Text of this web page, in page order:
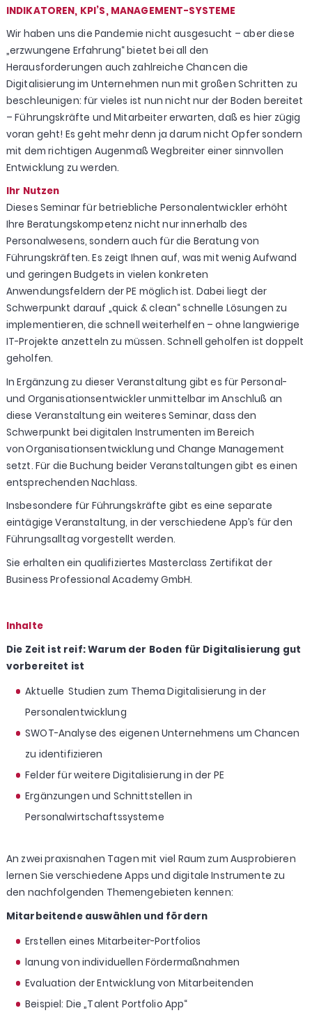
INDIKATOREN, KPI’S, MANAGEMENT-SYSTEME
Wir haben uns die Pandemie nicht ausgesucht – aber diese
„erzwungene Erfahrung“ bietet bei all den
Herausforderungen auch zahlreiche Chancen die
Digitalisierung im Unternehmen nun mit großen Schritten zu
beschleunigen: für vieles ist nun nicht nur der Boden bereitet
– Führungskräfte und Mitarbeiter erwarten, daß es hier zügig
voran geht! Es geht mehr denn ja darum nicht Opfer sondern
mit dem richtigen Augenmaß Wegbreiter einer sinnvollen
Entwicklung zu werden.
Ihr Nutzen
Dieses Seminar für betriebliche Personalentwickler erhöht
Ihre Beratungskompetenz nicht nur innerhalb des
Personalwesens, sondern auch für die Beratung von
Führungskräften. Es zeigt Ihnen auf, was mit wenig Aufwand
und geringen Budgets in vielen konkreten
Anwendungsfeldern der PE möglich ist. Dabei liegt der
Schwerpunkt darauf „quick & clean“ schnelle Lösungen zu
implementieren, die schnell weiterhelfen – ohne langwierige
IT-Projekte anzetteln zu müssen. Schnell geholfen ist doppelt
geholfen.
In Ergänzung zu dieser Veranstaltung gibt es für Personal-
und Organisationsentwickler unmittelbar im Anschluß an
diese Veranstaltung ein weiteres Seminar, dass den
Schwerpunkt bei digitalen Instrumenten im Bereich
von Organisationsentwicklung und Change Management
setzt. Für die Buchung beider Veranstaltungen gibt es einen
entsprechenden Nachlass.
Insbesondere für Führungskräfte gibt es eine separate
eintägige Veranstaltung, in der verschiedene App’s für den
Führungsalltag vorgestellt werden.
Sie erhalten ein qualifiziertes Masterclass Zertifikat der
Business Professional Academy GmbH.
Inhalte
Die Zeit ist reif: Warum der Boden für Digitalisierung gut
vorbereitet ist
Aktuelle Studien zum Thema Digitalisierung in der
Personalentwicklung
SWOT-Analyse des eigenen Unternehmens um Chancen
zu identifizieren
Felder für weitere Digitalisierung in der PE
Ergänzungen und Schnittstellen in
Personalwirtschaftssysteme
An zwei praxisnahen Tagen mit viel Raum zum Ausprobieren
lernen Sie verschiedene Apps und digitale Instrumente zu
den nachfolgenden Themengebieten kennen:
Mitarbeitende auswählen und fördern
Erstellen eines Mitarbeiter-Portfolios
lanung von individuellen Fördermaßnahmen
Evaluation der Entwicklung von Mitarbeitenden
Beispiel: Die „Talent Portfolio App“